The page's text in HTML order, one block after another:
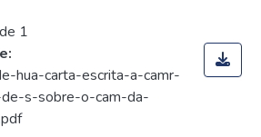
1
hua-carta-escrita-a-camr-
s-sobre-o-cam-da-